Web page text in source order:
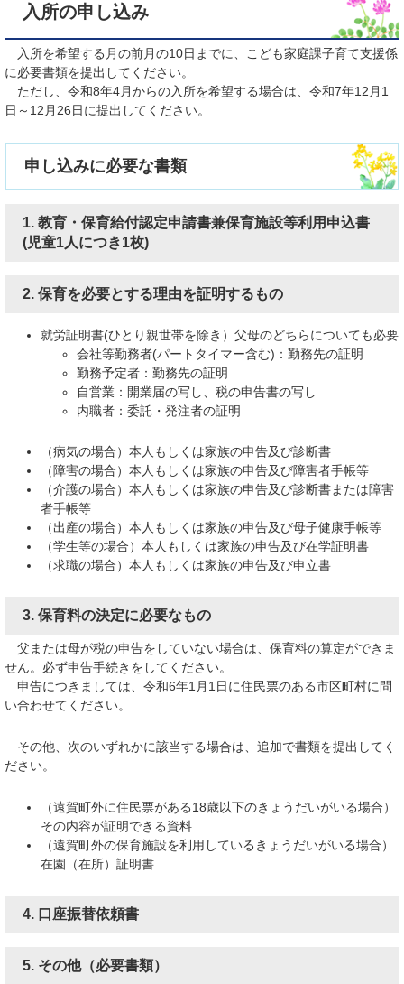
入所の申し込み
入所を希望する月の前月の10日までに、こども家庭課子育て支援係
に必要書類を提出してください。
ただし、令和8年4月からの入所を希望する場合は、令和7年12月1
日～12月26日に提出してください。
申し込みに必要な書類
1. 教育・保育給付認定申請書兼保育施設等利用申込書
(児童1人につき1枚)
2. 保育を必要とする理由を証明するもの
就労証明書(ひとり親世帯を除き）父母のどちらについても必要
会社等勤務者(パートタイマー含む)：勤務先の証明
勤務予定者：勤務先の証明
自営業：開業届の写し、税の申告書の写し
内職者：委託・発注者の証明
（病気の場合）本人もしくは家族の申告及び診断書
（障害の場合）本人もしくは家族の申告及び障害者手帳等
（介護の場合）本人もしくは家族の申告及び診断書または障害
者手帳等
（出産の場合）本人もしくは家族の申告及び母子健康手帳等
（学生等の場合）本人もしくは家族の申告及び在学証明書
（求職の場合）本人もしくは家族の申告及び申立書​
3. 保育料の決定に必要なもの
父または母が税の申告をしていない場合は、保育料の算定ができま
せん。必ず申告手続きをしてください。
申告につきましては、令和6年1月1日に住民票のある市区町村に問
い合わせてください。
その他、次のいずれかに該当する場合は、追加で書類を提出してく
ださい。
（遠賀町外に住民票がある18歳以下のきょうだいがいる場合）
その内容が証明できる資料
（遠賀町外の保育施設を利用しているきょうだいがいる場合）
在園（在所）証明書​
4. 口座振替依頼書
​5. その他（必要書類）